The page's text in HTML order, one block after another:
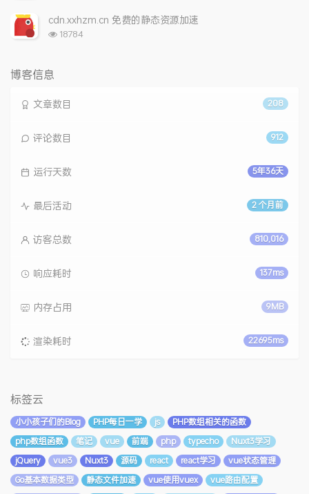
次
数:
cdn.xxhzm.cn 免费的静态资源加速
浏
18784
博客信息
208
文章数目
912
评论数目
5年36天
运行天数
2 个月前
最后活动
810,016
访客总数
137ms
响应耗时
9MB
内存占用
22695ms
渲染耗时
标签云
小小孩子们的Blog PHP每日一学 js
PHP数组相关的函数
php数组函数
笔记 vue 前端 php typecho
Nuxt3学习
jQuery
vue3 Nuxt3 源码 react react学习
vue状态管理
Go基本数据类型
静态文件加速 vue使用vuex
vue路由配置